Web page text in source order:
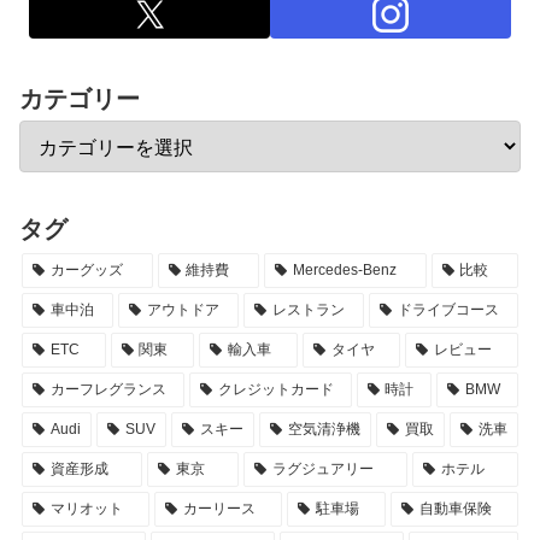
カテゴリー
タグ
カーグッズ 維持費 Mercedes-Benz 比較
車中泊 アウトドア レストラン ドライブコース
ETC 関東 輸入車 タイヤ レビュー
カーフレグランス クレジットカード 時計 BMW
Audi SUV スキー 空気清浄機 買取 洗車
資産形成 東京 ラグジュアリー ホテル
マリオット カーリース 駐車場 自動車保険